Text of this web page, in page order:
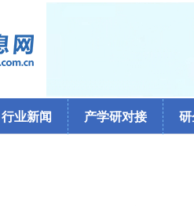
行业新闻 产学研对接 研